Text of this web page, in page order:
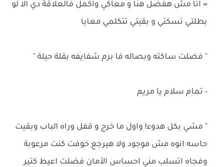
= انا مش هفضل هنا و معاكي واكمل فالعلاقة دي الا لو
بطلتي تسكتي و بقيتي تتكلمي معايا
" فضلت ساكته وبصاله فا برم شفايفه بقلة حيلة "
- تمام سلام يا مريم
" مشي بكل هدوء! واول ما خرج و قفل وراه الباب وبقيت
حاسه انوه مش موجود ولا هيرجع خوفت كنت مرعوبة
وفجاه اتسلب مني احساس الأمان فضلت اعيط كتير